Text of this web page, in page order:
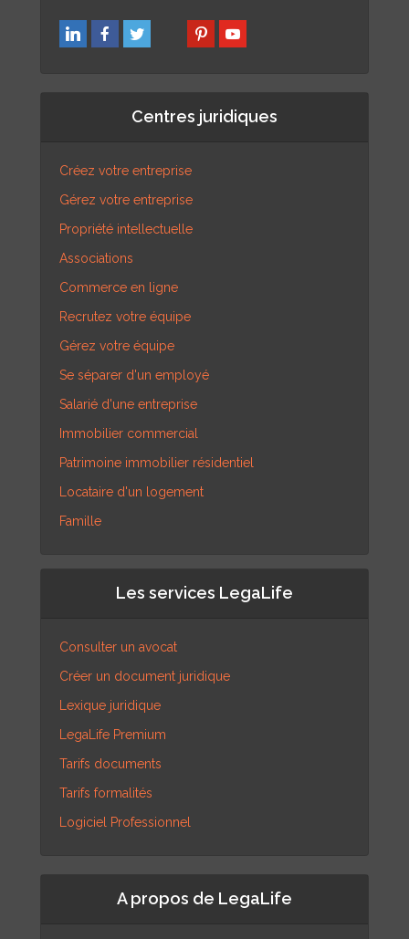
Centres juridiques
Créez votre entreprise
Gérez votre entreprise
Propriété intellectuelle
Associations
Commerce en ligne
Recrutez votre équipe
Gérez votre équipe
Se séparer d'un employé
Salarié d'une entreprise
Immobilier commercial
Patrimoine immobilier résidentiel
Locataire d'un logement
Famille
Les services LegaLife
Consulter un avocat
Créer un document juridique
Lexique juridique
LegaLife Premium
Tarifs documents
Tarifs formalités
Logiciel Professionnel
A propos de LegaLife